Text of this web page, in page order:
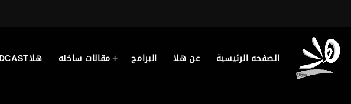
الصفحه الرئيسية عن هلا البرامج مقالات ساخنه هلاPODCAST